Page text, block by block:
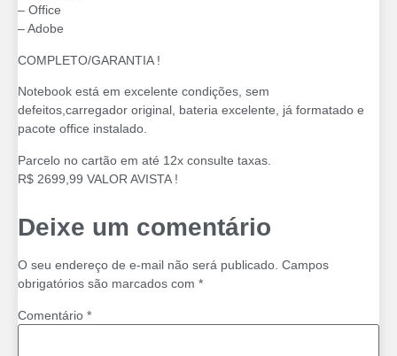
– Office
– Adobe
COMPLETO/GARANTIA !
Notebook está em excelente condições, sem
defeitos,carregador original, bateria excelente, já formatado e
pacote office instalado.
Parcelo no cartão em até 12x consulte taxas.
R$ 2699,99 VALOR AVISTA !
Deixe um comentário
O seu endereço de e-mail não será publicado. Campos
obrigatórios são marcados com *
Comentário *